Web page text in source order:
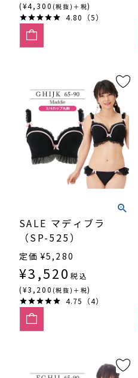
(¥4,300 (税抜)＋税)
4.80（5）
SALE マディブラ
（SP-525）
定価 ¥5,280
¥3,520 税込
(¥3,200 (税抜)＋税)
4.75（4）